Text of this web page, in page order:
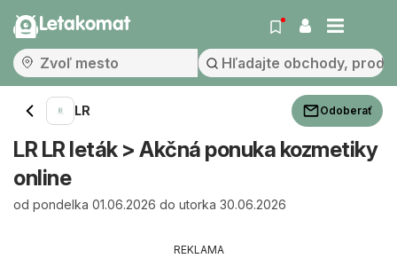
Letakomat
LR Odoberať
LR LR leták > Akčná ponuka kozmetiky
online
od pondelka 01.06.2026 do utorka 30.06.2026
REKLAMA